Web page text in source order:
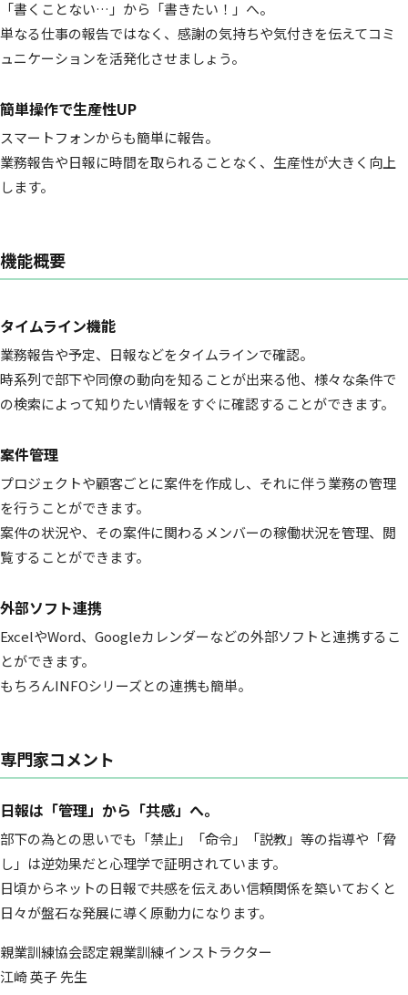
「書くことない…」から「書きたい！」へ。
単なる仕事の報告ではなく、感謝の気持ちや気付きを伝えてコミ
ュニケーションを活発化させましょう。
簡単操作で生産性UP
スマートフォンからも簡単に報告。
業務報告や日報に時間を取られることなく、生産性が大きく向上
します。
機能概要
タイムライン機能
業務報告や予定、日報などをタイムラインで確認。
時系列で部下や同僚の動向を知ることが出来る他、様々な条件で
の検索によって知りたい情報をすぐに確認することができます。
案件管理
プロジェクトや顧客ごとに案件を作成し、それに伴う業務の管理
を行うことができます。
案件の状況や、その案件に関わるメンバーの稼働状況を管理、閲
覧することができます。
外部ソフト連携
ExcelやWord、Googleカレンダーなどの外部ソフトと連携するこ
とができます。
もちろんINFOシリーズとの連携も簡単。
専門家コメント
日報は「管理」から「共感」へ。
部下の為との思いでも「禁止」「命令」「説教」等の指導や「脅
し」は逆効果だと心理学で証明されています。
日頃からネットの日報で共感を伝えあい信頼関係を築いておくと
日々が盤石な発展に導く原動力になります。
親業訓練協会認定親業訓練インストラクター
江崎 英子 先生